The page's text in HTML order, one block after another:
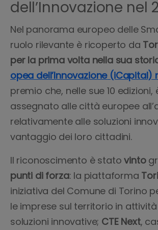
elettricità e produzione di
lanciata laSmarter London
Roadmap:il primo piano
cittadina focalizzato sulla
dati, sulle infrastrutture smart e
sull’innovazione tecnologica.
lanciatounambizioso piano di
mobilità sostenibileche prevede
governativi e
trasporto pubblico compresi tra
miliardi di dollari entro il 2035.
ospitaanche ilmaggior numero
startup straniere dopo la Silicon
5.000), e in tal senso nel 2019 è
Berlin: un laboratorio pubblico di
mondo accademico, economia
civile.
dell’Innovazione nel
Nel panorama europeo delle
ruolo rilevante è ricoperto da
per la prima volta nella sua
opea dell’Innovazione (iCapital)
premio che, nelle sue 10 edizioni,
assegnato alle città europee
relativamente alle soluzioni
vantaggio dei loro cittadini.
Il riconoscimento è statovinto
punti di forza: la piattaforma
iniziativa del Comune di Torino
le imprese sul territorio in
soluzioni innovative; CTE Next,